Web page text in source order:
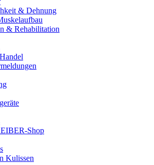
& Dehnung
& Rehabilitation
Shop
Kulissen